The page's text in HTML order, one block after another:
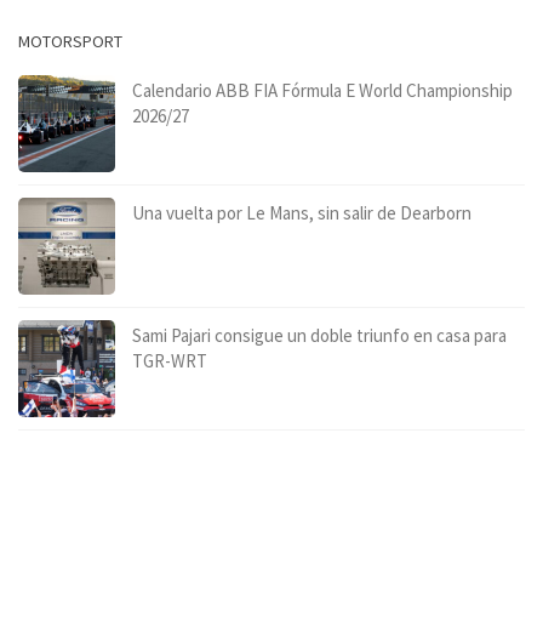
MOTORSPORT
Calendario ABB FIA Fórmula E World Championship
2026/27
Una vuelta por Le Mans, sin salir de Dearborn
Sami Pajari consigue un doble triunfo en casa para
TGR-WRT